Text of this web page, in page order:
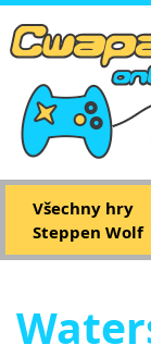
Všechny hry
Steppen Wolf